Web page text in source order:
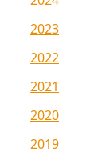
2023
2022
2021
2020
2019